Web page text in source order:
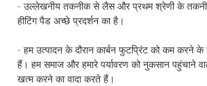
· उल्लेखनीय तकनीक से लैस और प्रथम श्रेणी के
हीटिंग पैड अच्छे प्रदर्शन का है।
· हम उत्पादन के दौरान कार्बन फुटप्रिंट को कम करने
हैं। हम समाज और हमारे पर्यावरण को नुकसान पहुंचाने
खत्म करने का वादा करते हैं।